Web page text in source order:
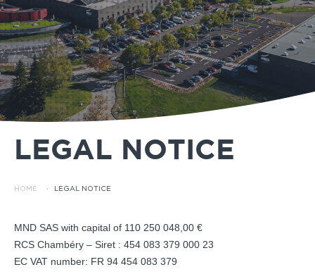
LEGAL NOTICE
HOME · LEGAL NOTICE
MND SAS with capital of 110 250 048,00 €
RCS Chambéry – Siret : 454 083 379 000 23
EC VAT number: FR 94 454 083 379